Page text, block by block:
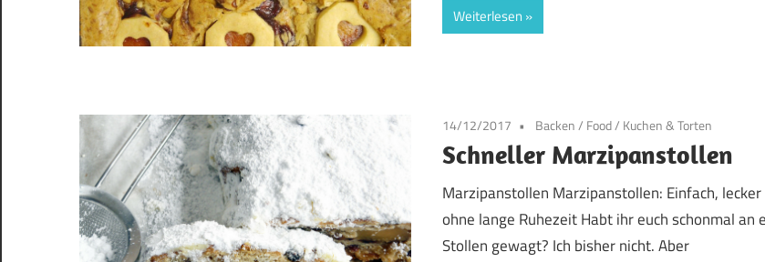
Weiterlesen
14/12/2017 Backen/ Food/ Kuchen & Torten
Schneller Marzipanstollen
Marzipanstollen Marzipanstollen: Einfach, lecker
ohne lange Ruhezeit Habt ihr euch schonmal an
Stollen gewagt? Ich bisher nicht. Aber